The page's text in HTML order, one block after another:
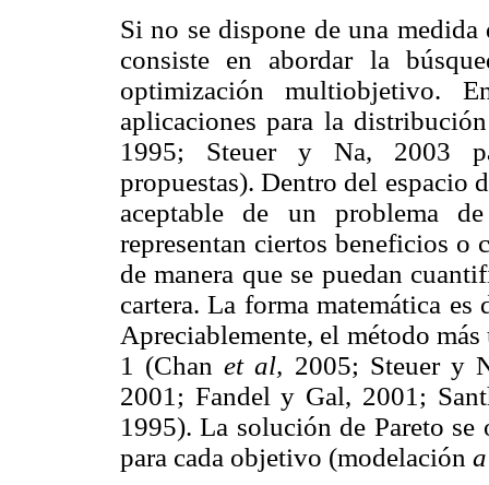
Si no se dispone de una
consiste en abordar la
optimización multiobjetivo.
aplicaciones para la
1995; Steuer y Na, 2003
propuestas). Dentro del espacio
aceptable de un problema
representan ciertos beneficios o
de manera que se puedan
cartera. La forma matemática
Apreciablemente, el método
1 (Chanet al, 2005; Steuer y
2001; Fandel y Gal, 2001;
1995). La solución de Pareto se
para cada objetivo (modelación